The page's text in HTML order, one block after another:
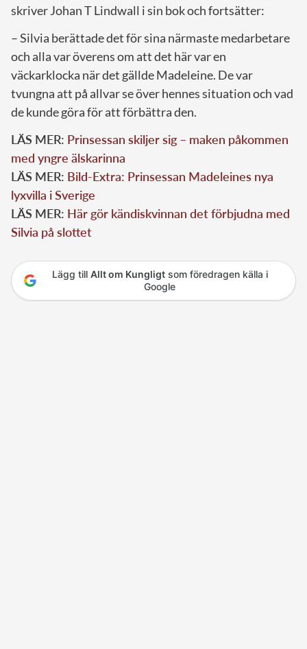
skriver Johan T Lindwall i sin bok och fortsätter:
– Silvia berättade det för sina närmaste medarbetare
och alla var överens om att det här var en
väckarklocka när det gällde Madeleine. De var
tvungna att på allvar se över hennes situation och vad
de kunde göra för att förbättra den.
LÄS MER: Prinsessan skiljer sig – maken påkommen
med yngre älskarinna
LÄS MER: Bild-Extra: Prinsessan Madeleines nya
lyxvilla i Sverige
LÄS MER: Här gör kändiskvinnan det förbjudna med
Silvia på slottet
Lägg till Allt om Kungligtsom föredragen källa i
Google